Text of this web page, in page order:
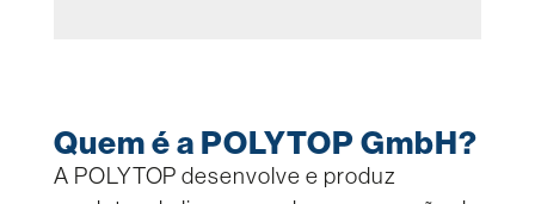
Quem é a POLYTOP GmbH?
A POLYTOP desenvolve e produz